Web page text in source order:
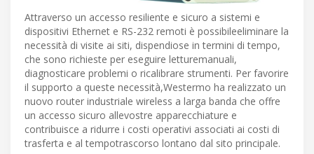
Attraverso un accesso resiliente e sicuro a sistemi e
dispositivi Ethernet e RS-232 remoti è possibileeliminare la
necessità di visite ai siti, dispendiose in termini di tempo,
che sono richieste per eseguire letturemanuali,
diagnosticare problemi o ricalibrare strumenti. Per favorire
il supporto a queste necessità,Westermo ha realizzato un
nuovo router industriale wireless a larga banda che offre
un accesso sicuro allevostre apparecchiature e
contribuisce a ridurre i costi operativi associati ai costi di
trasferta e al tempotrascorso lontano dal sito principale.